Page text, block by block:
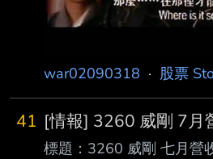
war02090318 · 股票
41 [情報] 3260 威剛 7月
標題：3260 威剛 七月營